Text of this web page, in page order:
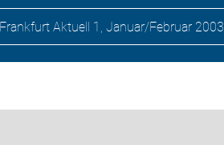
Frankfurt Aktuell 1, Januar/Februar 2003